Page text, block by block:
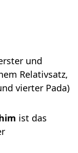
und
Relativsatz,
vierter Pada)
ist das